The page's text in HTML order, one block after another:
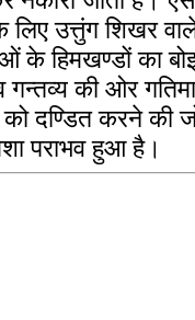
लिए उत्तुंग शिखर
के हिमखण्डों का
की ओर
को दण्डित करने
पराभव हुआ है।